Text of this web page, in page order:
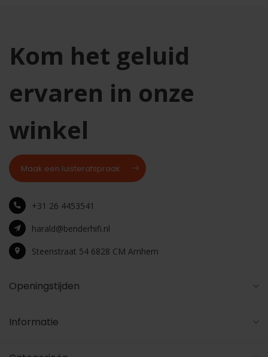
Kom het geluid
ervaren in onze
winkel
Maak een luisterafspraak
+31 26 4453541
harald@benderhifi.nl
Steenstraat 54 6828 CM Arnhem
Openingstijden
Informatie